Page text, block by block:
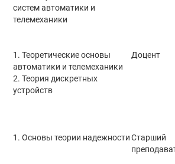
систем автоматики и
телемеханики
1. Теоретические основы
автоматики и телемеханики
2. Теория дискретных
устройств
Доцент
1. Основы теории надежностиСтарший